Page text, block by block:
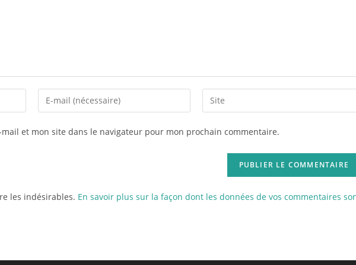
et mon site dans le navigateur pour mon prochain commentaire.
les indésirables. En savoir plus sur la façon dont les données de vos commentaires